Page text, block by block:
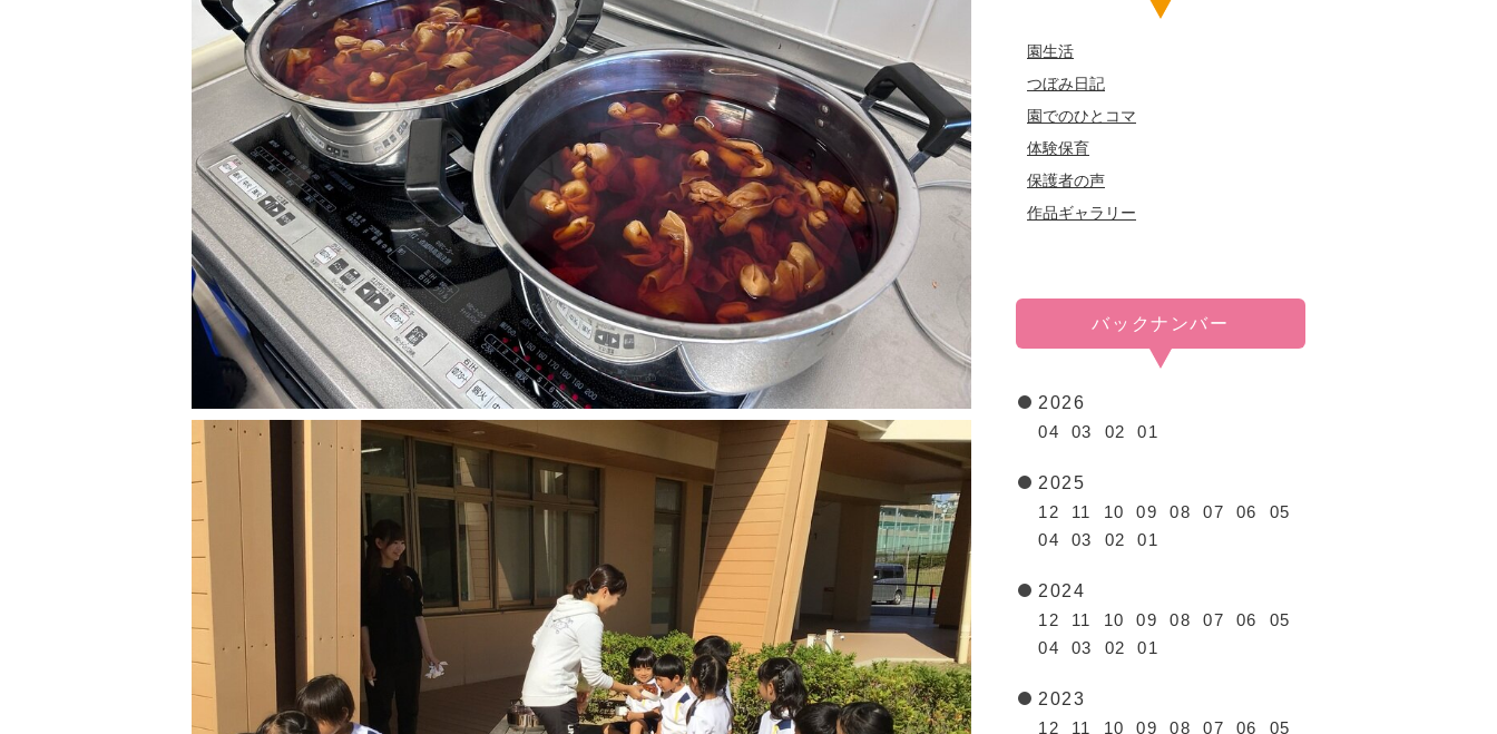
園生活
つぼみ日記
園でのひとコマ
体験保育
保護者の声
作品ギャラリー
バックナンバー
2026
04
03 02 01
2025
12
11 10 09 08 07 06
05
04
03 02 01
2024
12
11 10 09 08 07 06
05
04
03 02 01
2023
12
11 10 09 08 07 06 05